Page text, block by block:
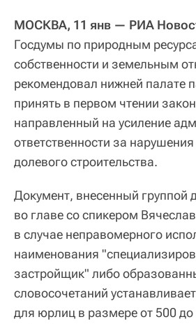
МОСКВА, 11 янв — РИА
Госдумы по природным
собственности и земельным
рекомендовал нижней палате
принять в первом чтении
направленный на усиление
ответственности за
долевого строительства.
Документ, внесенный группой
во главе со спикером
в случае неправомерного
наименования
застройщик" либо
словосочетаний
для юрлиц в размере от 500 до